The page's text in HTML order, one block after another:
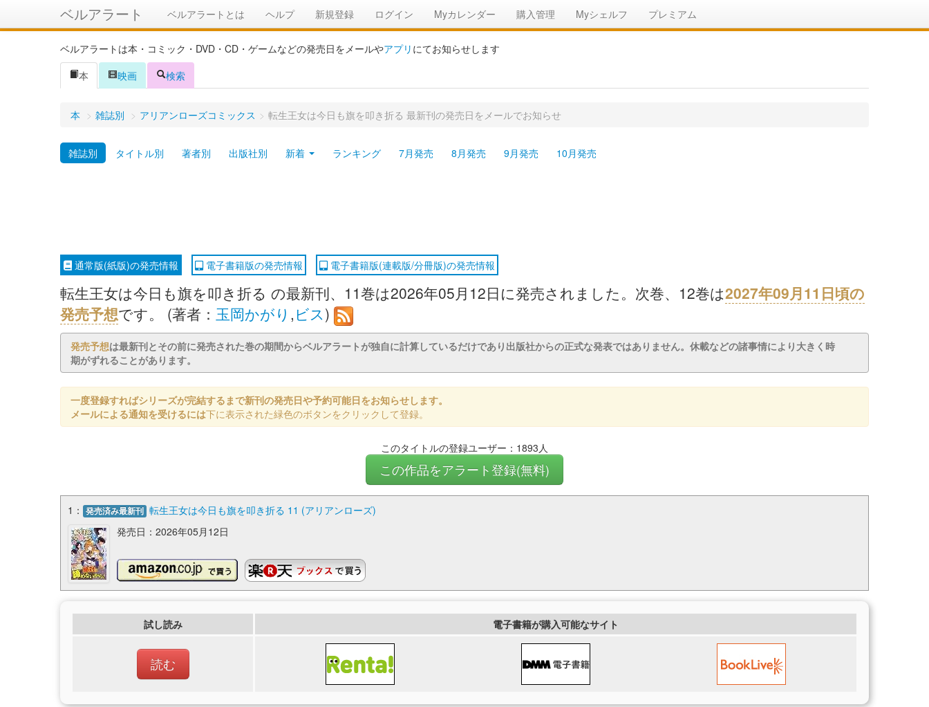
ベルアラート ベルアラートとは ヘルプ 新規登録 ログイン Myカレンダー 購入管理 Myシェルフ プレミアム
ベルアラートは本・コミック・DVD・CD・ゲームなどの発売日をメールやアプリ にてお知らせします
本
映画 検索
本 > 雑誌別 > アリアンローズコミックス > 転生王女は今日も旗を叩き折る 最新刊の発売日をメールでお知らせ
雑誌別 タイトル別 著者別 出版社別 新着 ランキング 7月発売 8月発売 9月発売 10月発売
通常版(紙版)の発売情報 電子書籍版の発売情報 電子書籍版(連載版/分冊版)の発売情報
転生王女は今日も旗を叩き折る の最新刊、11巻は2026年05月12日に発売されました。次巻、12巻は2027年09月11日頃の
発売予想です。 (著者： 玉岡かがり , ビス)
発売予想は最新刊とその前に発売された巻の期間からベルアラートが独自に計算しているだけであり出版社からの正式な発表ではありません。休載などの諸事情により大きく時
期がずれることがあります。
一度登録すればシリーズが完結するまで新刊の発売日や予約可能日をお知らせします。
メールによる通知を受けるには下に表示された緑色のボタンをクリックして登録。
このタイトルの登録ユーザー：1893人
この作品をアラート登録(無料)
1： 発売済み最新刊 転生王女は今日も旗を叩き折る 11 (アリアンローズ)
発売日：2026年05月12日
試し読み 電子書籍が購入可能なサイト
読む